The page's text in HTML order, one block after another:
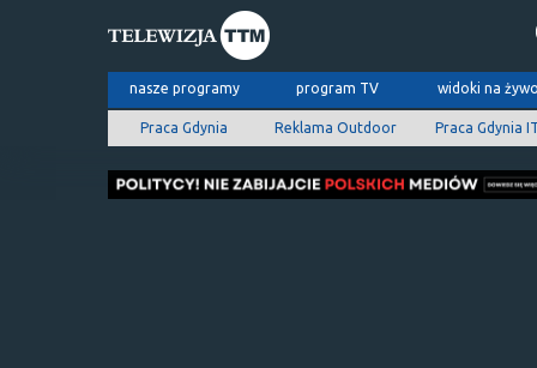
nasze programy program TV widoki na
Praca Gdynia Reklama Outdoor Praca Gdynia